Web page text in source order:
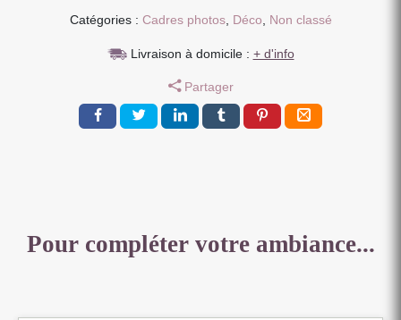
Catégories : Cadres photos, Déco, Non classé
Livraison à domicile : + d'info
Partager
Pour compléter votre ambiance...